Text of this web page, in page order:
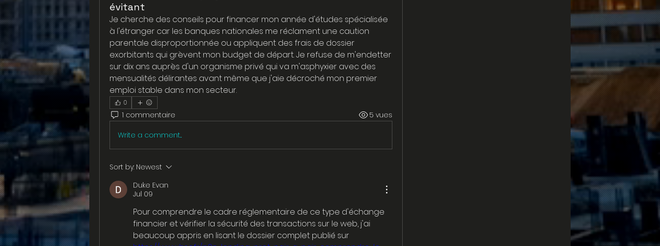
évitant
Je cherche des conseils pour financer mon année d'études spécialisée
à l'étranger car les banques nationales me réclament une caution
parentale disproportionnée ou appliquent des frais de dossier
exorbitants qui grèvent mon budget de départ. Je refuse de m'endetter
sur dix ans auprès d'un organisme privé qui va m'asphyxier avec des
mensualités délirantes avant même que j'aie décroché mon premier
emploi stable dans mon secteur.
0
1 commentaire 5 vues
Write a comment...
Sort by: Newest
Duke Evan
Jul 09
Pour comprendre le cadre réglementaire de ce type d'échange
financier et vérifier la sécurité des transactions sur le web, j'ai